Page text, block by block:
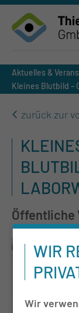
Aktuelles &
Kleines Blutbild –
zurück zur
Öffentliche
WIR
Wir